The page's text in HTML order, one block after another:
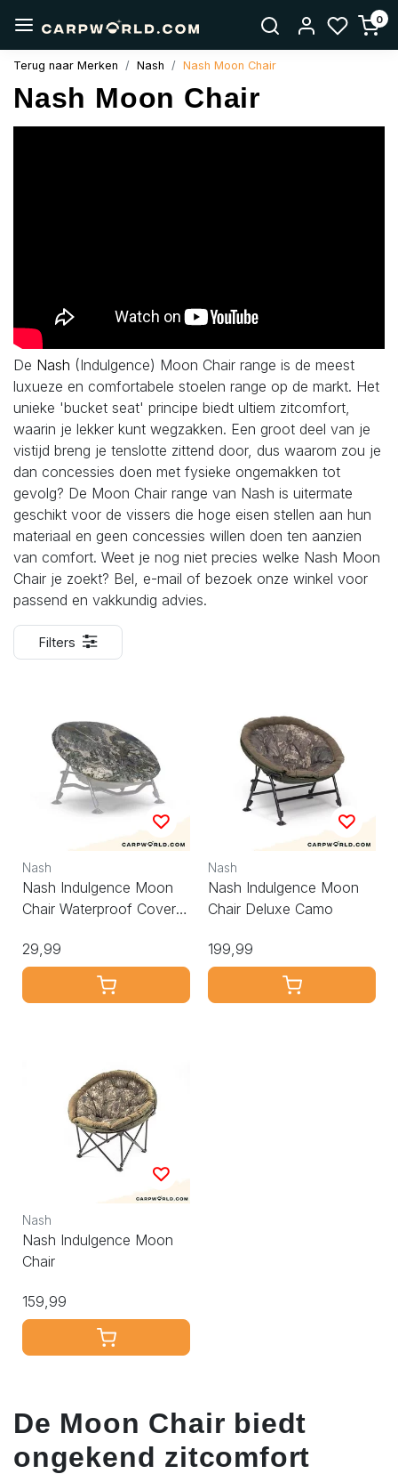
0
Terug naar Merken Nash Nash Moon Chair
Nash Moon Chair
De Nash (Indulgence) Moon Chair range is de meest
luxueze en comfortabele stoelen range op de markt. Het
unieke 'bucket seat' principe biedt ultiem zitcomfort,
waarin je lekker kunt wegzakken. Een groot deel van je
vistijd breng je tenslotte zittend door, dus waarom zou je
dan concessies doen met fysieke ongemakken tot
gevolg? De Moon Chair range van Nash is uitermate
geschikt voor de vissers die hoge eisen stellen aan hun
materiaal en geen concessies willen doen ten aanzien
van comfort. Weet je nog niet precies welke Nash Moon
Chair je zoekt? Bel, e-mail of bezoek onze winkel voor
passend en vakkundig advies.
Filters
Nash
Nash Indulgence Moon
Chair Waterproof Cover
29,99
Nash
Nash Indulgence Moon
Chair Deluxe Camo
199,99
Nash
Nash Indulgence Moon
Chair
159,99
De Moon Chair biedt
ongekend zitcomfort